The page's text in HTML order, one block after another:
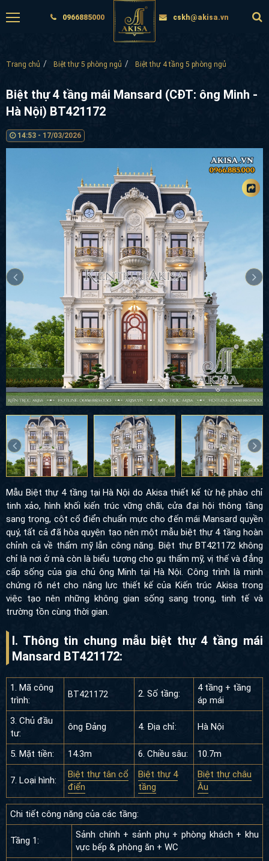
0966885000 cskh@akisa.vn
Trang chủ Biệt thự 5 phòng ngủ Biệt thự 4 tầng 5 phòng ngủ
Biệt thự 4 tầng mái Mansard (CĐT: ông Minh
- Hà Nội) BT421172
14:53 - 17/03/2026
Mẫu Biệt thự 4 tầng tại Hà Nội do Akisa thiết kế từ hệ phào chỉ
tinh xảo, hình khối kiến trúc vững chãi, cửa đại hội thông tầng
sang trọng, cột cổ điển chuẩn mực cho đến mái Mansard quyền
quý, tất cả đã hòa quyện tạo nên một mẫu biệt thự 4 tầng hoàn
chỉnh cả về thẩm mỹ lẫn công năng. Biệt thự BT421172 không chỉ
là nơi ở mà còn là biểu tượng cho gu thẩm mỹ, vị thế và đẳng
cấp sống của gia chủ ông Minh tại Hà Nội. Công trình là minh
chứng rõ nét cho năng lực thiết kế của Kiến trúc Akisa trong việc
tạo nên những không gian sống sang trọng, tinh tế và trường tồn
cùng thời gian.
I. Thông tin chung mẫu biệt thự 4 tầng mái
Mansard BT421172:
1. Mã công
trình:
BT421172 2. Số tầng:
4 tầng + tầng
áp mái
3. Chủ đầu
tư:
ông Đảng 4. Địa chỉ: Hà Nội
5. Mặt tiền: 14.3m 6. Chiều sâu: 10.7m
7. Loại hình:
Biệt thự tân cổ
điển
Biệt thự 4
tầng
Biệt thự châu
Âu
Chi tiết công năng của các tầng:
Tầng 1:
Sảnh chính + sảnh phụ + phòng khách + khu
vực bếp & phòng ăn + WC